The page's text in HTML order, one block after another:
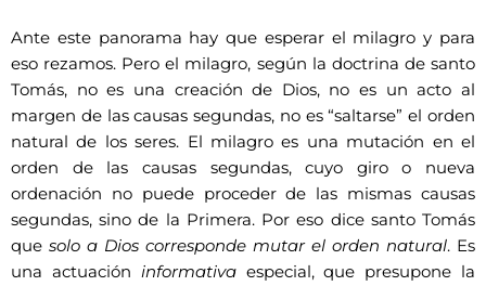
Ante este panorama hay que esperar el milagro y para
eso rezamos. Pero el milagro, según la doctrina de santo
Tomás, no es una creación de Dios, no es un acto al
margen de las causas segundas, no es “saltarse” el orden
natural de los seres. El milagro es una mutación en el
orden de las causas segundas, cuyo giro o nueva
ordenación no puede proceder de las mismas causas
segundas, sino de la Primera. Por eso dice santo Tomás
que solo a Dios corresponde mutar el orden natural. Es
una actuación informativaespecial, que presupone la